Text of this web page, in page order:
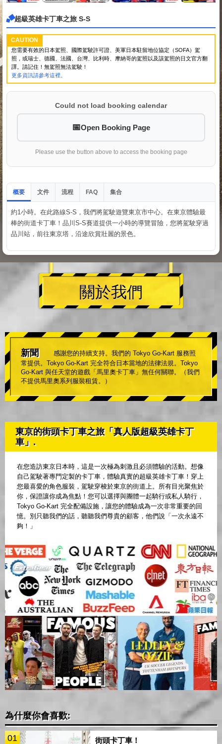
超級英雄卡丁車之旅 S-S
CAUTION
您需要有效的日本駕照、國際駕駛許可證、美軍日本駐留地位協定（SOFA）駕
照，或瑞士、德國、法國、台灣、比利時、摩納哥的駕照以及該駕照的日文官方翻
譯。請記住！無駕照無法駕駛！
更多資訊請參考這裡。
Could not load booking calendar
Open Booking Page
Please use the button above to access the booking page
概要 文件 流程 FAQ 集合
約1小時。在此路線S-S，我們將駕駛遊覽東京市中心。在東京體驗最
棒的街道卡丁車！品川S-S賽道提供一小時的導覽冒險，您將駕駛穿過
品川站，前往東京塔，沿途欣賞壯麗的景色。
關於我們
新聞
感謝您的持續支持。我們的 Tokyo Go-Kart 服務照
常提供。Tokyo Go-Kart 完全符合日本當地的法律法規。Tokyo
Go-Kart 與任天堂的遊戲「馬里奧卡丁車」無任何關聯。（我們
不提供馬里奧系列服裝租賃。）
東京的街頭卡丁車之旅「真人版超級英雄卡丁
車」.
在您造訪東京日本時，這是一次極為刺激且必須體驗的活動。想像
自己駕駛著專門定製的卡丁車，體驗真實的超級英雄卡丁車！穿上
您最喜愛的角色服裝，駕駛穿梭於東京的街道上。所有目光聚焦於
你，保證讓你成為焦點！您可以選擇與團體一起騎行或私人騎行，
Tokyo Go-Kart 完全配備設施，讓您的體驗成為一次非常重要的回
憶。別只聽我們的話，聽聽我們尊貴的顧客，他們說「一次永遠不
夠！」
為什麼你會喜歡:
01 街頭卡丁車！